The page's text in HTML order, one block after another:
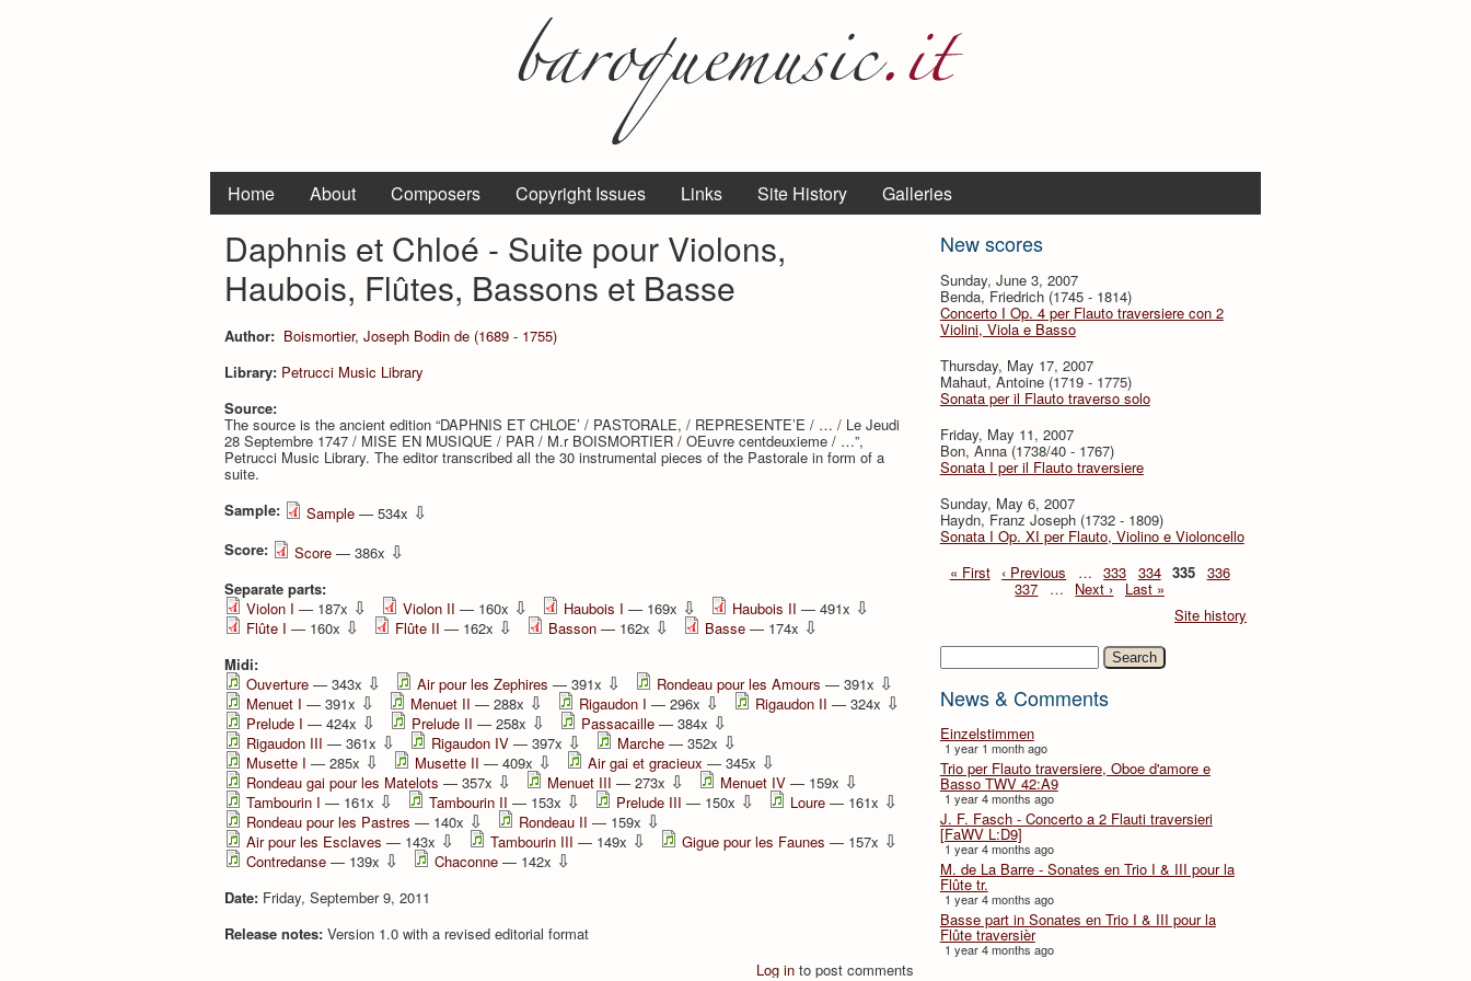
Home About Composers Copyright Issues Links Site History Galleries
New scores
Sunday, June 3, 2007
Benda, Friedrich (1745 - 1814)
Concerto I Op. 4 per Flauto traversiere con 2
Violini, Viola e Basso
Thursday, May 17, 2007
Mahaut, Antoine (1719 - 1775)
Sonata per il Flauto traverso solo
Friday, May 11, 2007
Bon, Anna (1738/40 - 1767)
Sonata I per il Flauto traversiere
Sunday, May 6, 2007
Haydn, Franz Joseph (1732 - 1809)
Sonata I Op. XI per Flauto, Violino e Violoncello
« First ‹ Previous … 333 334 335 336
337 … Next ›
Last »
Site history
Search
News & Comments
Einzelstimmen
1 year 1 month ago
Trio per Flauto traversiere, Oboe d'amore e
Basso TWV 42:A9
1 year 4 months ago
J. F. Fasch - Concerto a 2 Flauti traversieri
[FaWV L:D9]
1 year 4 months ago
M. de La Barre - Sonates en Trio I & III pour la
Flûte tr.
1 year 4 months ago
Basse part in Sonates en Trio I & III pour la
Flûte traversièr
1 year 4 months ago
Daphnis et Chloé - Suite pour Violons,
Haubois, Flûtes, Bassons et Basse
Author: Boismortier, Joseph Bodin de (1689 - 1755)
Library: Petrucci Music Library
Source:
The source is the ancient edition “DAPHNIS ET CHLOE’ / PASTORALE, / REPRESENTE’E / … / Le Jeudi
28 Septembre 1747 / MISE EN MUSIQUE / PAR / M.r BOISMORTIER / OEuvre centdeuxieme / …”,
Petrucci Music Library. The editor transcribed all the 30 instrumental pieces of the Pastorale in form of a
suite.
Sample:
Sample — 534x ⇩
Score: Score — 386x ⇩
Separate parts:
Violon I — 187x ⇩ Violon II — 160x ⇩ Haubois I — 169x ⇩ Haubois II — 491x ⇩
Flûte I — 160x ⇩ Flûte II — 162x ⇩ Basson — 162x ⇩ Basse — 174x ⇩
Midi:
Ouverture — 343x ⇩ Air pour les Zephires — 391x ⇩ Rondeau pour les Amours — 391x ⇩
Menuet I — 391x ⇩ Menuet II — 288x ⇩ Rigaudon I — 296x ⇩ Rigaudon II — 324x ⇩
Prelude I — 424x ⇩ Prelude II — 258x ⇩ Passacaille — 384x ⇩
Rigaudon III — 361x ⇩ Rigaudon IV — 397x ⇩ Marche — 352x ⇩
Musette I — 285x ⇩ Musette II — 409x ⇩ Air gai et gracieux — 345x ⇩
Rondeau gai pour les Matelots — 357x ⇩ Menuet III — 273x ⇩ Menuet IV — 159x ⇩
Tambourin I — 161x ⇩ Tambourin II — 153x ⇩ Prelude III — 150x ⇩ Loure — 161x ⇩
Rondeau pour les Pastres — 140x ⇩ Rondeau II — 159x ⇩
Air pour les Esclaves — 143x ⇩ Tambourin III — 149x ⇩ Gigue pour les Faunes — 157x ⇩
Contredanse — 139x ⇩ Chaconne — 142x ⇩
Date: Friday, September 9, 2011
Release notes: Version 1.0 with a revised editorial format
Log in to post comments